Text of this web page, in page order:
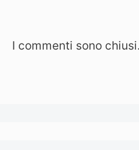
I commenti sono chiusi.